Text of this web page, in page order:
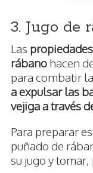
3. Jugo de
Las
rábano hacen
para combatir
a expulsar las
vejiga a través
Para preparar
puñado de
su jugo y